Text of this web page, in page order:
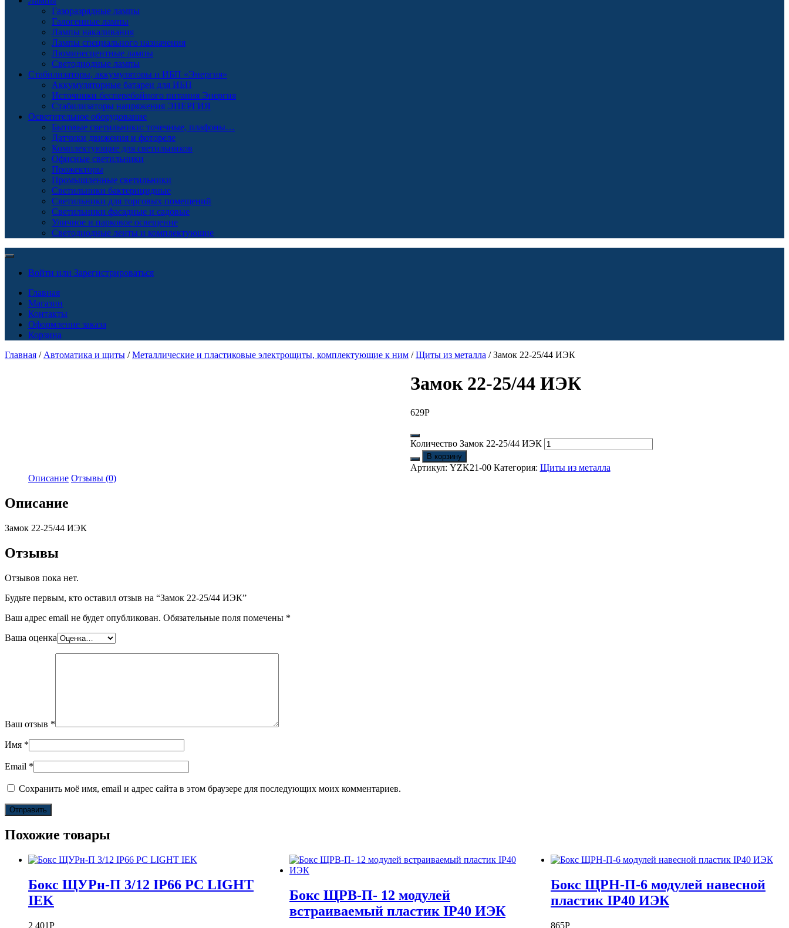
Газоразрядные лампы
Галогенные лампы
Лампы накаливания
Лампы специального назначения
Люминесцентные лампы
Светодиодные лампы
Стабилизаторы, аккумуляторы и ИБП «Энергия»
Аккумуляторные батареи для ИБП
Источники бесперебойного питания Энергия
Стабилизаторы напряжения ЭНЕРГИЯ
Осветительное оборудование
Бытовые светильники: точечные, плафоны…
Датчики движения и фотореле
Комплектующие для светильников
Офисные светильники
Прожекторы
Промышленные светильники
Светильники бактерицидные
Светильники для торговых помещений
Светильники фасадные и садовые
Уличное и парковое освещение
Светодиодные ленты и комплектующие
Войти или Зарегистрироваться
Главная
Магазин
Контакты
Оформление заказа
Корзина
Главная / Автоматика и щиты /Металлические и пластиковые электрощиты, комплектующие к ним /Щиты из металла / Замок 22-25/44 ИЭК
Замок 22-25/44 ИЭК
629Р
Количество Замок 22-25/44 ИЭК
В корзину
Артикул: YZK21-00 Категория: Щиты из металла
Описание Отзывы (0)
Описание
Замок 22-25/44 ИЭК
Отзывы
Отзывов пока нет.
Будьте первым, кто оставил отзыв на “Замок 22-25/44 ИЭК”
Ваш адрес email не будет опубликован. Обязательные поля помечены *
Ваша оценка
Ваш отзыв *
Имя *
Email *
Сохранить моё имя, email и адрес сайта в этом браузере для последующих моих комментариев.
Похожие товары
Бокс ЩУРн-П 3/12 IP66 PC LIGHT
IEK
2 401Р
Бокс ЩРВ-П- 12 модулей
встраиваемый пластик IP40 ИЭК
Бокс ЩРН-П-6 модулей навесной
пластик IP40 ИЭК
865Р